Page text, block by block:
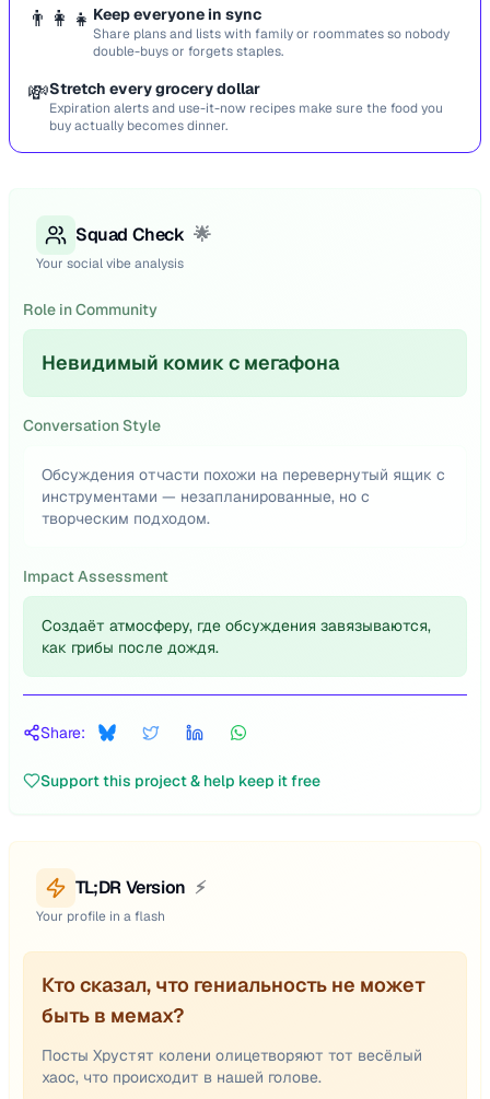
👨‍👩‍👧 Keep everyone in sync
Share plans and lists with family or roommates so nobody
double-buys or forgets staples.
💸Stretch every grocery dollar
Expiration alerts and use-it-now recipes make sure the food you
buy actually becomes dinner.
Squad Check 🌟
Your social vibe analysis
Role in Community
Невидимый комик с мегафона
Conversation Style
Обсуждения отчасти похожи на перевернутый ящик с
инструментами — незапланированные, но с
творческим подходом.
Impact Assessment
Создаёт атмосферу, где обсуждения завязываются,
как грибы после дождя.
Share:
Support this project & help keep it free
TL;DR Version ⚡
Your profile in a flash
Кто сказал, что гениальность не может
быть в мемах?
Посты Хрустят колени олицетворяют тот весёлый
хаос, что происходит в нашей голове.